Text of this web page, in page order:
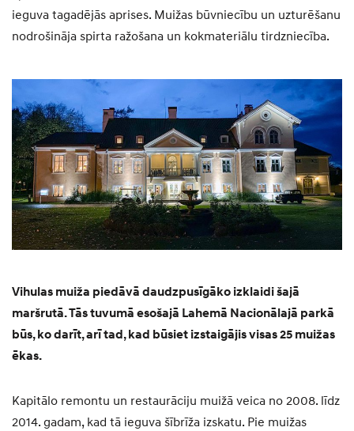
ieguva tagadējās aprises. Muižas būvniecību un uzturēšanu
nodrošināja spirta ražošana un kokmateriālu tirdzniecība.
Vihulas muiža piedāvā daudzpusīgāko izklaidi šajā
maršrutā. Tās tuvumā esošajā Lahemā Nacionālajā parkā
būs, ko darīt, arī tad, kad būsiet izstaigājis visas 25 muižas
ēkas.
Kapitālo remontu un restaurāciju muižā veica no 2008. līdz
2014. gadam, kad tā ieguva šībrīža izskatu. Pie muižas